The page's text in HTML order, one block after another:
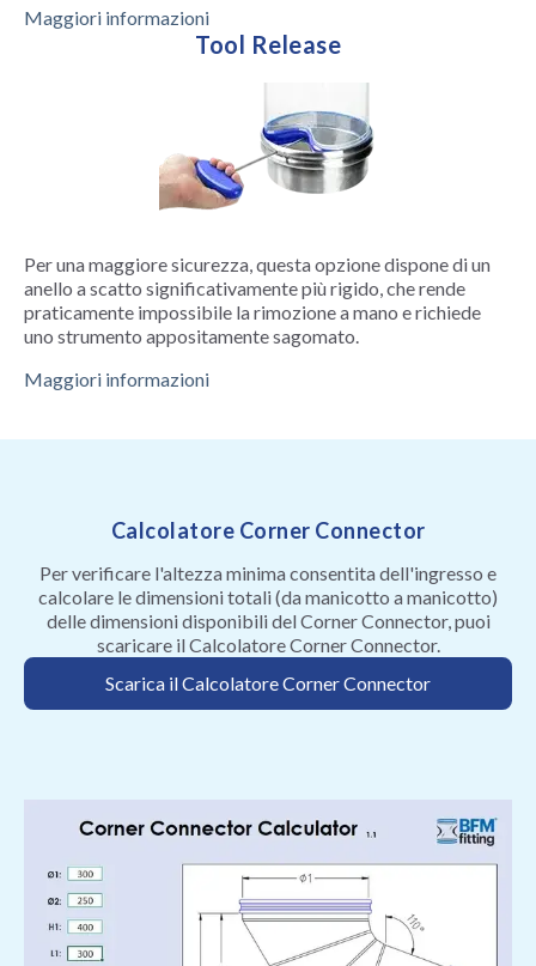
Maggiori informazioni
Tool Release
Per una maggiore sicurezza, questa opzione dispone di un
anello a scatto significativamente più rigido, che rende
praticamente impossibile la rimozione a mano e richiede
uno strumento appositamente sagomato.
Maggiori informazioni
Calcolatore Corner Connector
Per verificare l'altezza minima consentita dell'ingresso e
calcolare le dimensioni totali (da manicotto a manicotto)
delle dimensioni disponibili del Corner Connector, puoi
scaricare il Calcolatore Corner Connector.
Scarica il Calcolatore Corner Connector